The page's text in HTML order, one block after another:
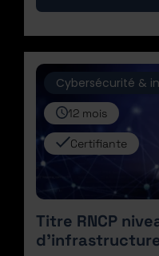
Cybersécurité &
12 mois
Certifiante
Titre RNCP